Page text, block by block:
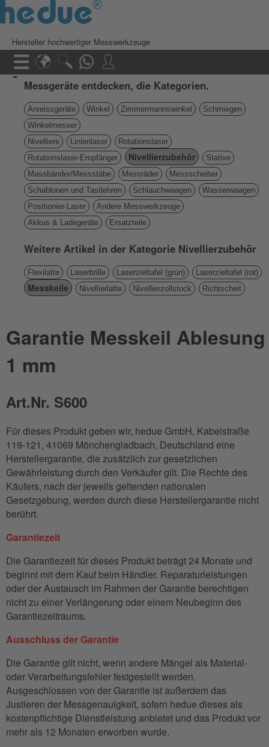
Hersteller hochwertiger Messwerkzeuge
Messgeräte entdecken, die Kategorien.
Anreissgeräte Winkel Zimmermannswinkel
Schmiegen
Winkelmesser
Nivelliere
Linienlaser
Rotationslaser
Rotationslaser-Empfänger
Nivellierzubehör
Stative
Massbänder/Messstäbe
Messräder
Messschieber
Schablonen und Tastlehren
Schlauchwaagen
Wasserwaagen
Positionier-Laser
Andere Messwerkzeuge
Akkus & Ladegeräte
Ersatzteile
Weitere Artikel in der Kategorie Nivellierzubehör
Flexilatte Laserbrille Laserzieltafel (grün) Laserzieltafel (rot)
Messkeile Nivellierlatte Nivellierzollstock Richtscheit
Garantie Messkeil Ablesung
1 mm
Art.Nr. S600
Für dieses Produkt geben wir, hedue GmbH, Kabelstraße
119-121, 41069 Mönchengladbach, Deutschland eine
Herstellergarantie, die zusätzlich zur gesetzlichen
Gewährleistung durch den Verkäufer gilt. Die Rechte des
Käufers, nach der jeweils geltenden nationalen
Gesetzgebung, werden durch diese Herstellergarantie nicht
berührt.
Garantiezeit
Die Garantiezeit für dieses Produkt beträgt 24 Monate und
beginnt mit dem Kauf beim Händler. Reparaturleistungen
oder der Austausch im Rahmen der Garantie berechtigen
nicht zu einer Verlängerung oder einem Neubeginn des
Garantiezeitraums.
Ausschluss der Garantie
Die Garantie gilt nicht, wenn andere Mängel als Material-
oder Verarbeitungsfehler festgestellt werden.
Ausgeschlossen von der Garantie ist außerdem das
Justieren der Messgenauigkeit, sofern hedue dieses als
kostenpflichtige Dienstleistung anbietet und das Produkt vor
mehr als 12 Monaten erworben wurde.